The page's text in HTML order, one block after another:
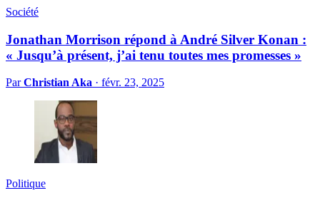
Société
Jonathan Morrison répond à André Silver Konan :
« Jusqu’à présent, j’ai tenu toutes mes promesses »
ParChristian Aka · févr. 23, 2025
Politique